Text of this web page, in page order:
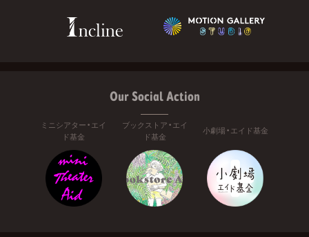
Our Social Action
ミニシアター・エイ
ド基金
ブックストア・エイ
ド基金
小劇場・エイド基金